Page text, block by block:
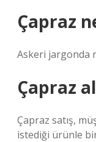
Çapraz
Askeri jargonda
Çapraz
Çapraz satış,
istediği ürünle